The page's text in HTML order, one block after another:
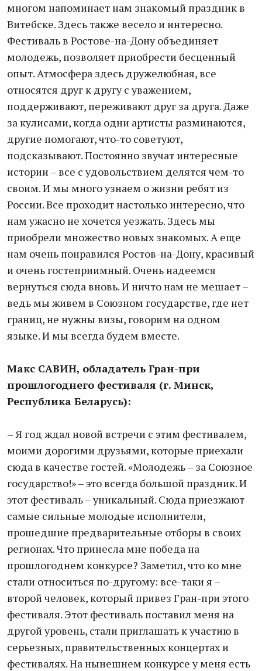
многом напоминает нам знакомый праздник в
Витебске. Здесь также весело и интересно.
Фестиваль в Ростове-на-Дону объединяет
молодежь, позволяет приобрести бесценный
опыт. Атмосфера здесь дружелюбная, все
относятся друг к другу с уважением,
поддерживают, переживают друг за друга. Даже
за кулисами, когда одни артисты разминаются,
другие помогают, что-то советуют,
подсказывают. Постоянно звучат интересные
истории – все с удовольствием делятся чем-то
своим. И мы много узнаем о жизни ребят из
России. Все проходит настолько интересно, что
нам ужасно не хочется уезжать. Здесь мы
приобрели множество новых знакомых. А еще
нам очень понравился Ростов-на-Дону, красивый
и очень гостеприимный. Очень надеемся
вернуться сюда вновь. И ничто нам не мешает –
ведь мы живем в Союзном государстве, где нет
границ, не нужны визы, говорим на одном
языке. И мы всегда будем вместе.
Макс САВИН, обладатель Гран-при
прошлогоднего фестиваля (г. Минск,
Республика Беларусь):
– Я год ждал новой встречи с этим фестивалем,
моими дорогими друзьями, которые приехали
сюда в качестве гостей. «Молодежь – за Союзное
государство!» – это всегда большой праздник. И
этот фестиваль – уникальный. Сюда приезжают
самые сильные молодые исполнители,
прошедшие предварительные отборы в своих
регионах. Что принесла мне победа на
прошлогоднем конкурсе? Заметил, что ко мне
стали относиться по-другому: все-таки я –
второй человек, который привез Гран-при этого
фестиваля. Этот фестиваль поставил меня на
другой уровень, стали приглашать к участию в
серьезных, правительственных концертах и
фестивалях. На нынешнем конкурсе у меня есть